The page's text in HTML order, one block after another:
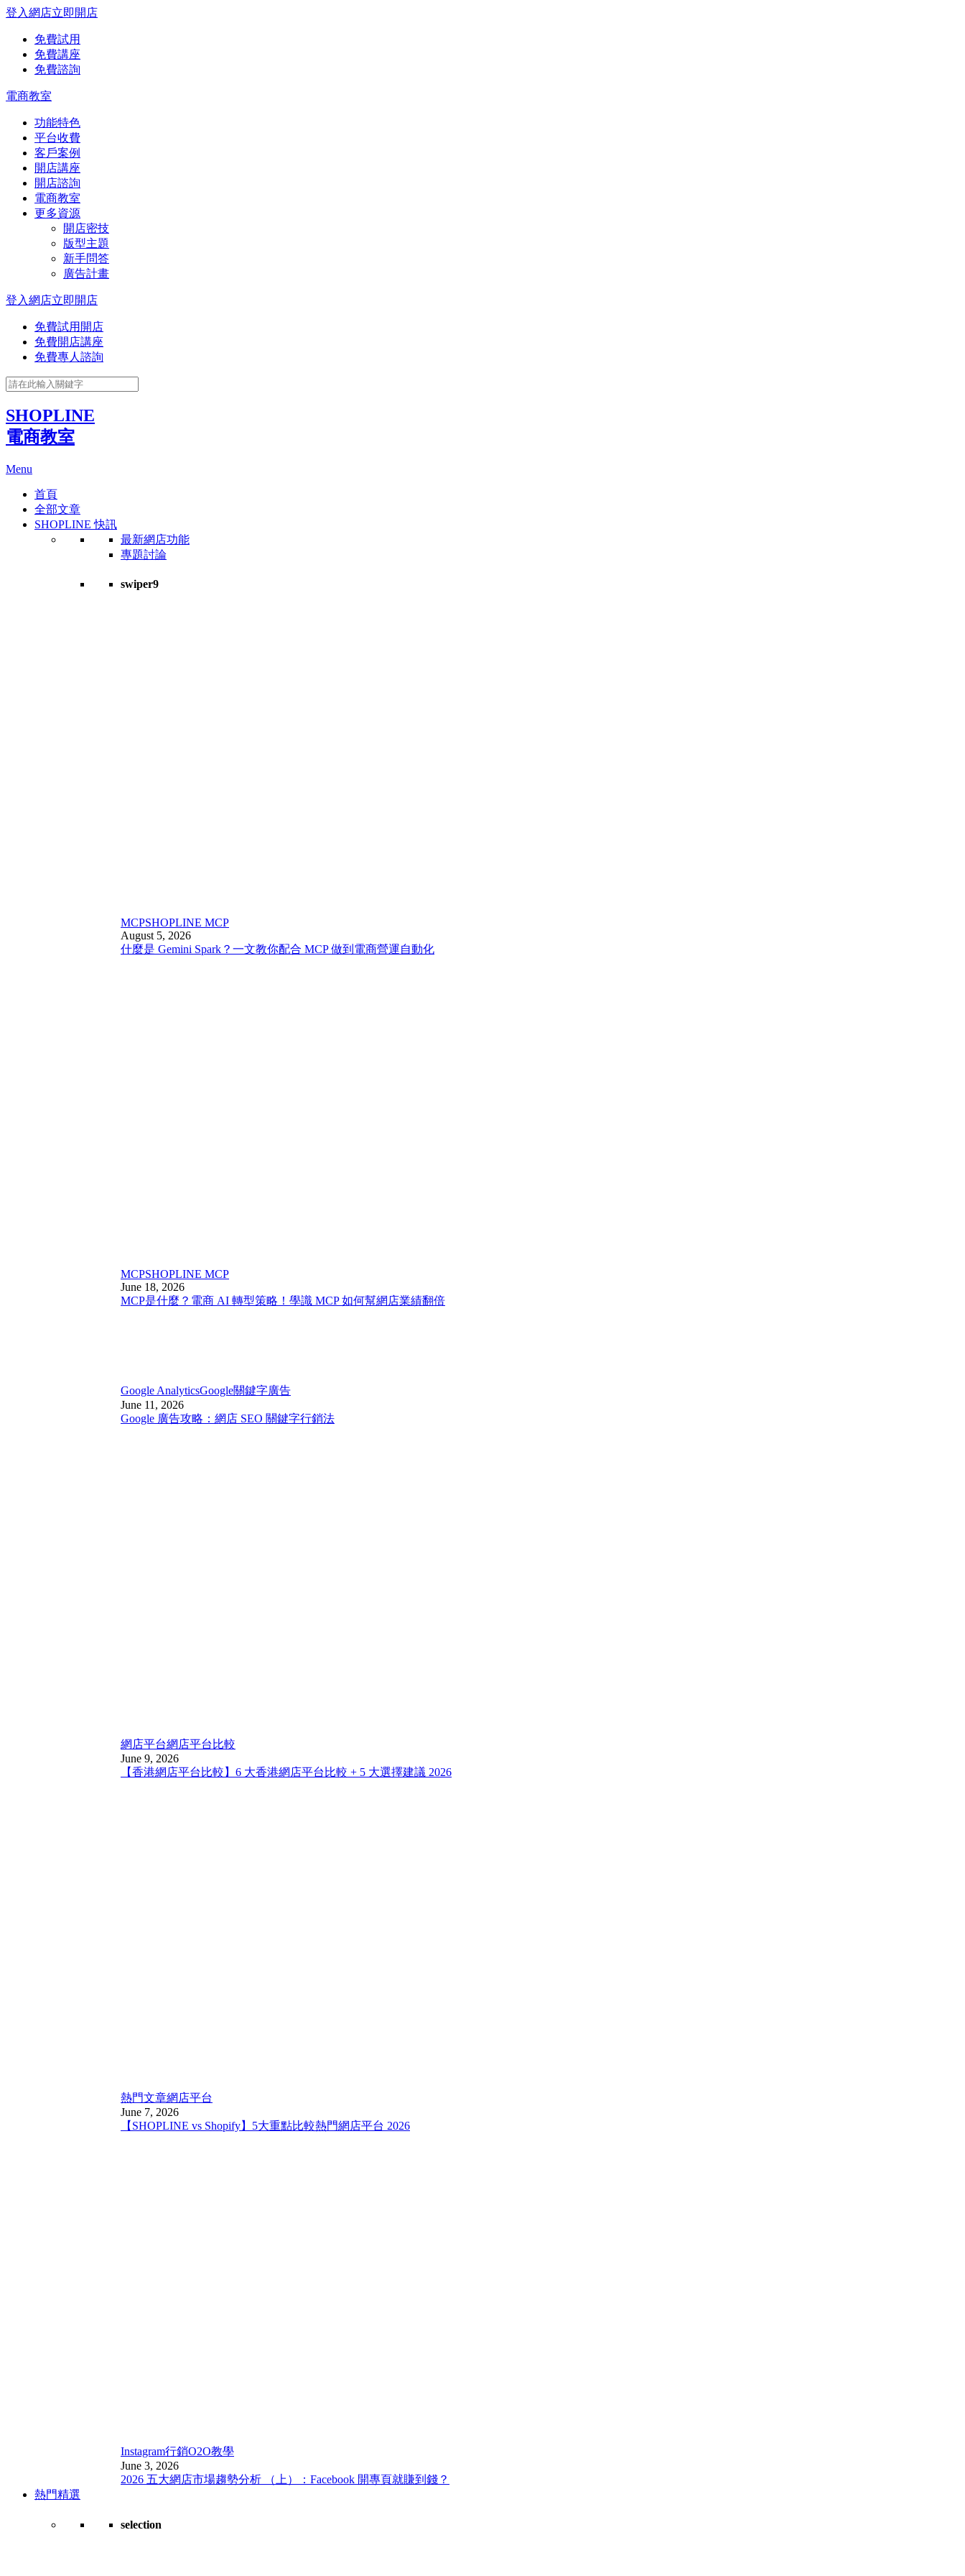
登入網店立即開店
免費試用
免費講座
免費諮詢
電商教室
功能特色
平台收費
客戶案例
開店講座
開店諮詢
電商教室
更多資源
開店密技
版型主題
新手問答
廣告計畫
登入網店立即開店
免費試用開店
免費開店講座
免費專人諮詢
SHOPLINE
電商教室
Menu
首頁
全部文章
SHOPLINE 快訊
最新網店功能
專題討論
swiper9
MCPSHOPLINE MCP
August 5, 2026
什麼是 Gemini Spark？一文教你配合 MCP 做到電商營運自動化
MCPSHOPLINE MCP
June 18, 2026
MCP是什麼？電商 AI 轉型策略！學識 MCP 如何幫網店業績翻倍
Google AnalyticsGoogle關鍵字廣告
June 11, 2026
Google 廣告攻略：網店 SEO 關鍵字行銷法
網店平台網店平台比較
June 9, 2026
【香港網店平台比較】6 大香港網店平台比較 + 5 大選擇建議 2026
熱門文章網店平台
June 7, 2026
【SHOPLINE vs Shopify】5大重點比較熱門網店平台 2026
Instagram行銷O2O教學
June 3, 2026
2026 五大網店市場趨勢分析 （上）：Facebook 開專頁就賺到錢？
熱門精選
selection